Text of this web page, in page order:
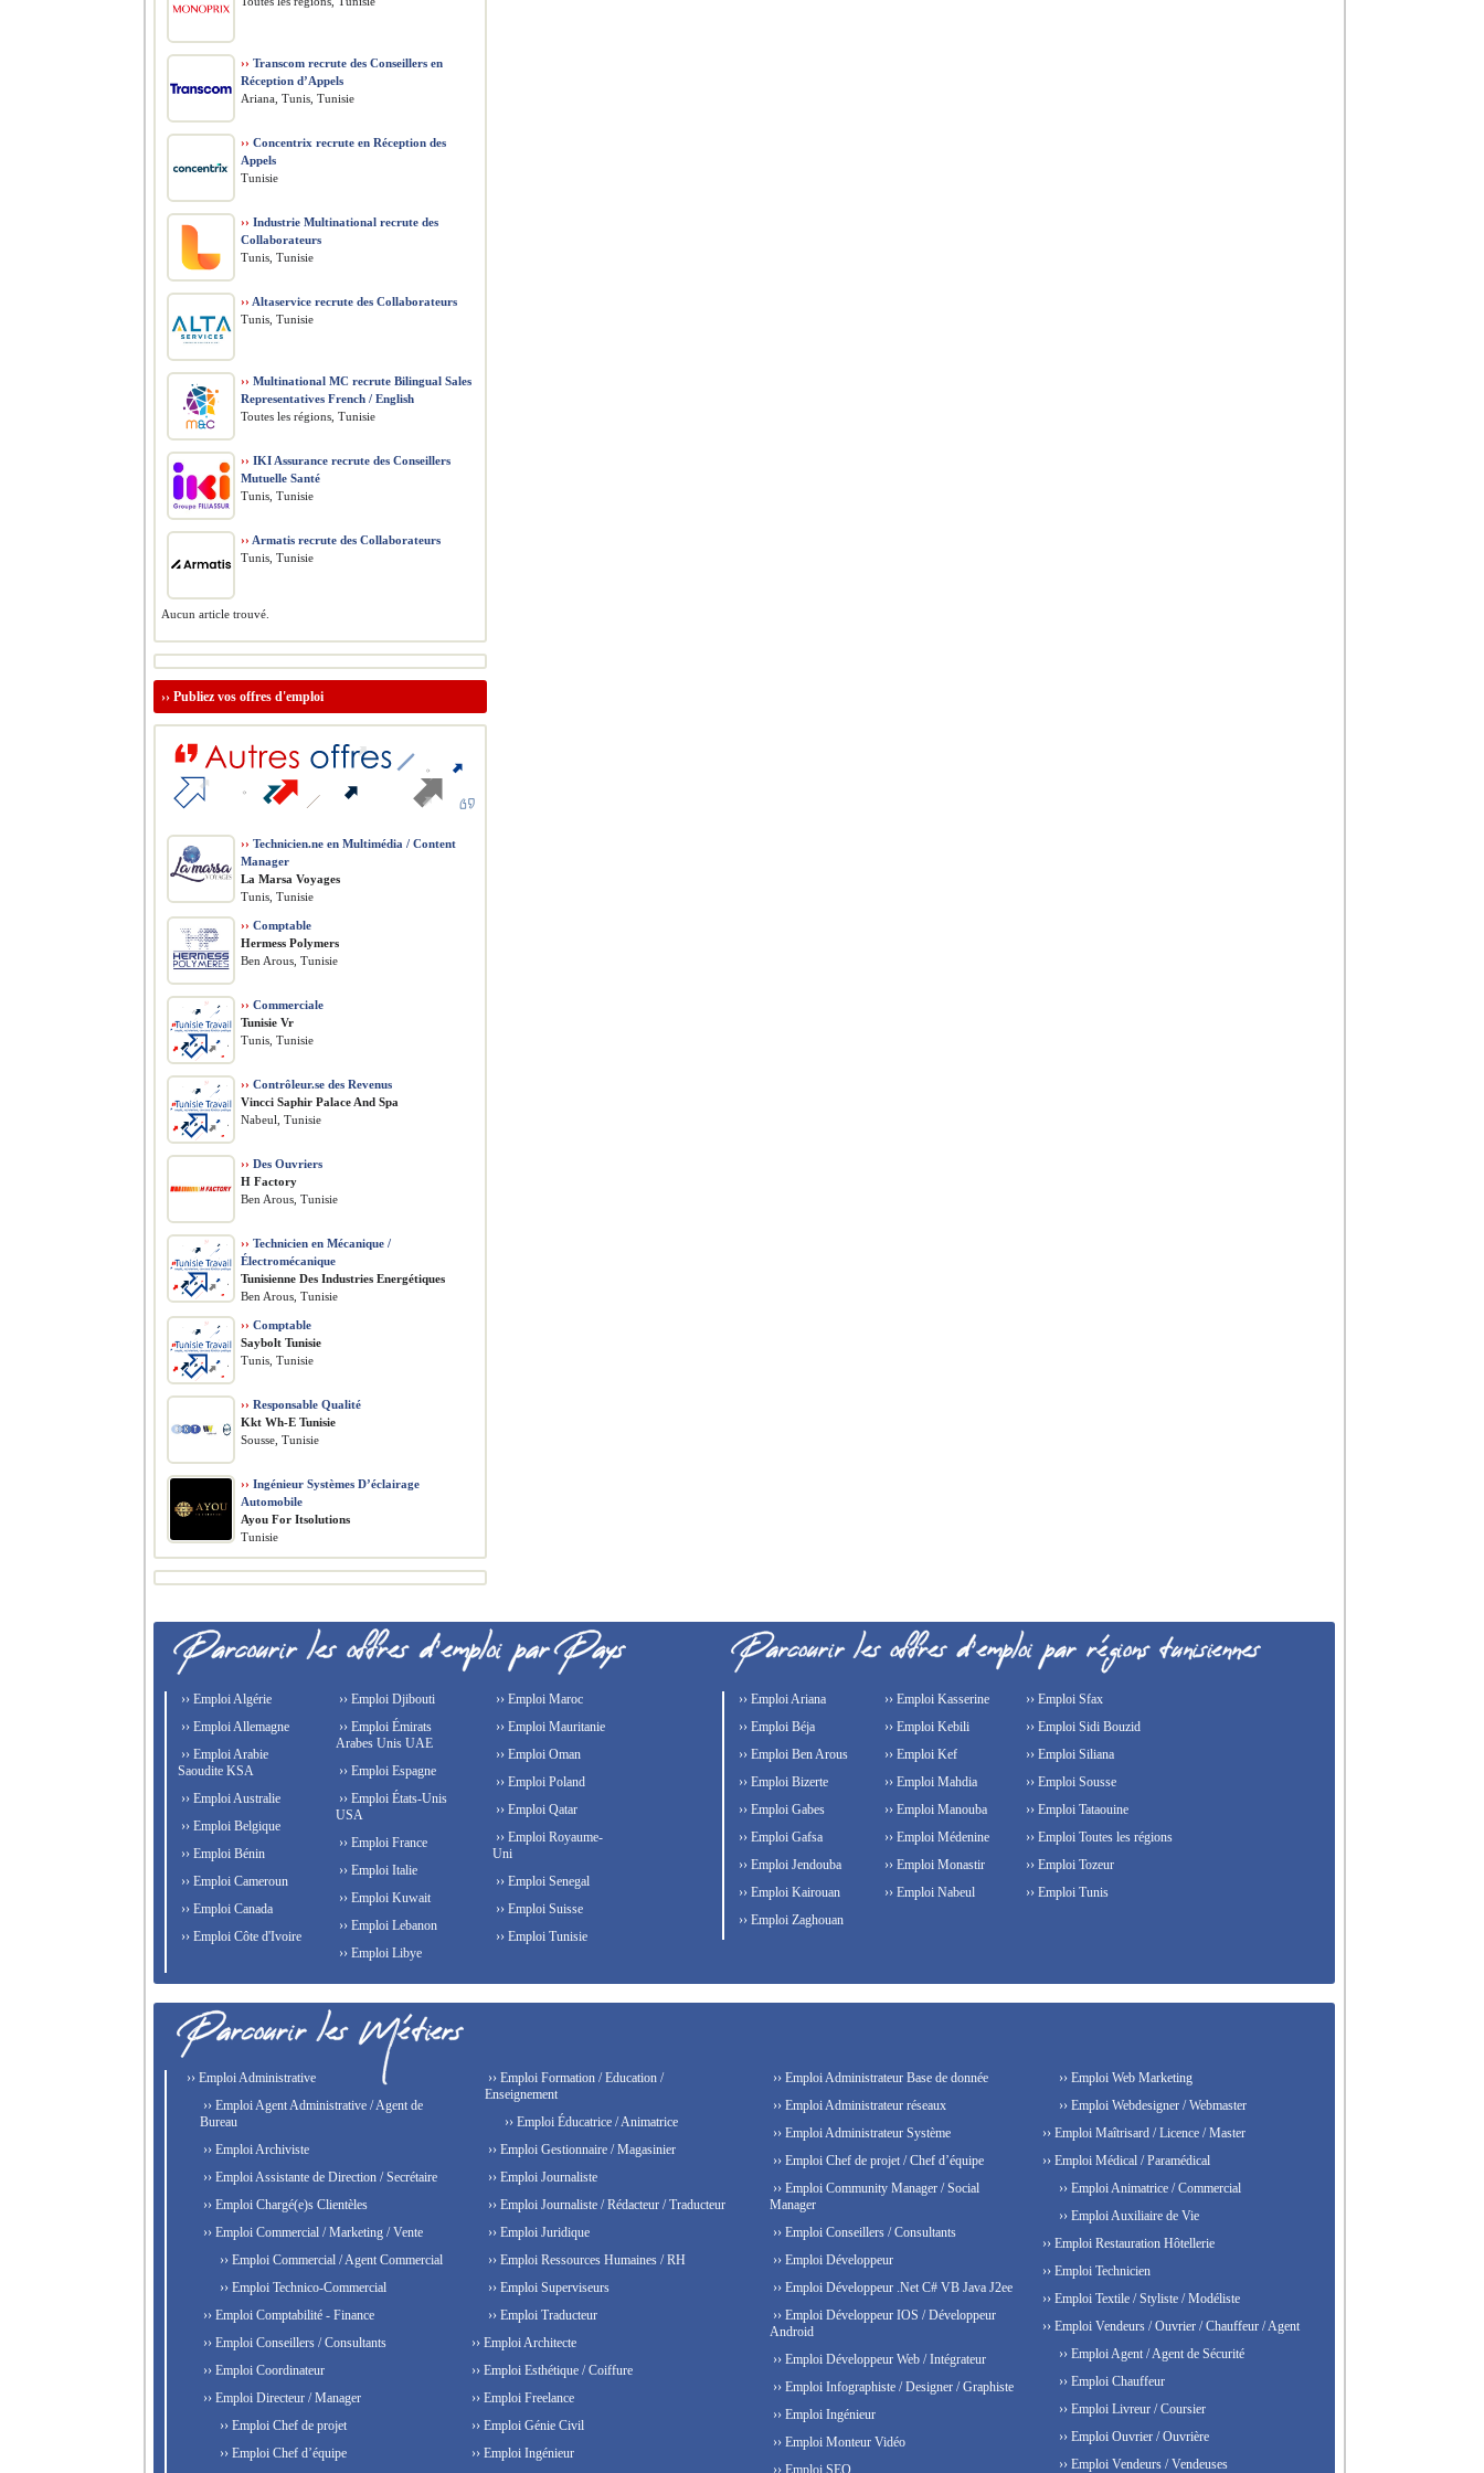
›› Transcom recrute des Conseillers en
Réception d’Appels
Ariana, Tunis, Tunisie
›› Concentrix recrute en Réception des
Appels
Tunisie
›› Industrie Multinational recrute des
Collaborateurs
Tunis, Tunisie
›› Altaservice recrute des Collaborateurs
Tunis, Tunisie
›› Multinational MC recrute Bilingual Sales
Representatives French / English
Toutes les régions, Tunisie
›› IKI Assurance recrute des Conseillers
Mutuelle Santé
Tunis, Tunisie
›› Armatis recrute des Collaborateurs
Tunis, Tunisie
Aucun article trouvé.
›› Publiez vos offres d'emploi
›› Technicien.ne en Multimédia / Content
Manager
La Marsa Voyages
Tunis, Tunisie
›› Comptable
Hermess Polymers
Ben Arous, Tunisie
›› Commerciale
Tunisie Vr
Tunis, Tunisie
›› Contrôleur.se des Revenus
Vincci Saphir Palace And Spa
Nabeul, Tunisie
›› Des Ouvriers
H Factory
Ben Arous, Tunisie
›› Technicien en Mécanique /
Électromécanique
Tunisienne Des Industries Energétiques
Ben Arous, Tunisie
›› Comptable
Saybolt Tunisie
Tunis, Tunisie
›› Responsable Qualité
Kkt Wh-E Tunisie
Sousse, Tunisie
›› Ingénieur Systèmes D’éclairage
Automobile
Ayou For Itsolutions
Tunisie
›› Emploi Algérie
›› Emploi Allemagne
›› Emploi Arabie
Saoudite KSA
›› Emploi Australie
›› Emploi Belgique
›› Emploi Bénin
›› Emploi Cameroun
›› Emploi Canada
›› Emploi Côte d'Ivoire
›› Emploi Djibouti
›› Emploi Émirats
Arabes Unis UAE
›› Emploi Espagne
›› Emploi États-Unis
USA
›› Emploi France
›› Emploi Italie
›› Emploi Kuwait
›› Emploi Lebanon
›› Emploi Libye
›› Emploi Maroc
›› Emploi Mauritanie
›› Emploi Oman
›› Emploi Poland
›› Emploi Qatar
›› Emploi Royaume-
Uni
›› Emploi Senegal
›› Emploi Suisse
›› Emploi Tunisie
›› Emploi Ariana
›› Emploi Béja
›› Emploi Ben Arous
›› Emploi Bizerte
›› Emploi Gabes
›› Emploi Gafsa
›› Emploi Jendouba
›› Emploi Kairouan
›› Emploi Kasserine
›› Emploi Kebili
›› Emploi Kef
›› Emploi Mahdia
›› Emploi Manouba
›› Emploi Médenine
›› Emploi Monastir
›› Emploi Nabeul
›› Emploi Sfax
›› Emploi Sidi Bouzid
›› Emploi Siliana
›› Emploi Sousse
›› Emploi Tataouine
›› Emploi Toutes les régions
›› Emploi Tozeur
›› Emploi Tunis
›› Emploi Zaghouan
›› Emploi Administrative
›› Emploi Agent Administrative / Agent de
Bureau
›› Emploi Archiviste
›› Emploi Assistante de Direction / Secrétaire
›› Emploi Chargé(e)s Clientèles
›› Emploi Commercial / Marketing / Vente
›› Emploi Commercial / Agent Commercial
›› Emploi Technico-Commercial
›› Emploi Comptabilité - Finance
›› Emploi Conseillers / Consultants
›› Emploi Coordinateur
›› Emploi Directeur / Manager
›› Emploi Chef de projet
›› Emploi Chef d’équipe
›› Emploi Formation / Education /
Enseignement
›› Emploi Éducatrice / Animatrice
›› Emploi Gestionnaire / Magasinier
›› Emploi Journaliste
›› Emploi Journaliste / Rédacteur / Traducteur
›› Emploi Juridique
›› Emploi Ressources Humaines / RH
›› Emploi Superviseurs
›› Emploi Traducteur
›› Emploi Architecte
›› Emploi Esthétique / Coiffure
›› Emploi Freelance
›› Emploi Génie Civil
›› Emploi Ingénieur
›› Emploi Administrateur Base de donnée
›› Emploi Administrateur réseaux
›› Emploi Administrateur Système
›› Emploi Chef de projet / Chef d’équipe
›› Emploi Community Manager / Social
Manager
›› Emploi Conseillers / Consultants
›› Emploi Développeur
›› Emploi Développeur .Net C# VB Java J2ee
›› Emploi Développeur IOS / Développeur
Android
›› Emploi Développeur Web / Intégrateur
›› Emploi Infographiste / Designer / Graphiste
›› Emploi Ingénieur
›› Emploi Monteur Vidéo
›› Emploi SEO
›› Emploi Web Marketing
›› Emploi Webdesigner / Webmaster
›› Emploi Maîtrisard / Licence / Master
›› Emploi Médical / Paramédical
›› Emploi Animatrice / Commercial
›› Emploi Auxiliaire de Vie
›› Emploi Restauration Hôtellerie
›› Emploi Technicien
›› Emploi Textile / Styliste / Modéliste
›› Emploi Vendeurs / Ouvrier / Chauffeur / Agent
›› Emploi Agent / Agent de Sécurité
›› Emploi Chauffeur
›› Emploi Livreur / Coursier
›› Emploi Ouvrier / Ouvrière
›› Emploi Vendeurs / Vendeuses